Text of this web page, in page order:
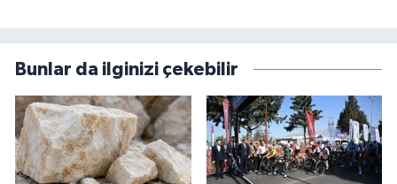
Bunlar da ilginizi çekebilir